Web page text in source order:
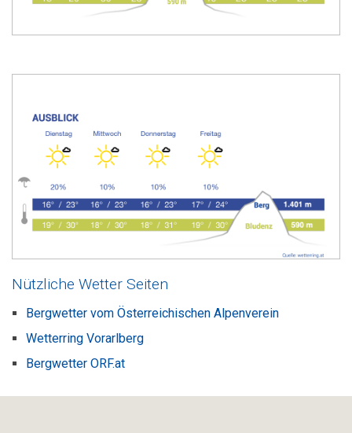
Nützliche Wetter Seiten
Bergwetter vom Österreichischen Alpenverein
Wetterring Vorarlberg
Bergwetter ORF.at